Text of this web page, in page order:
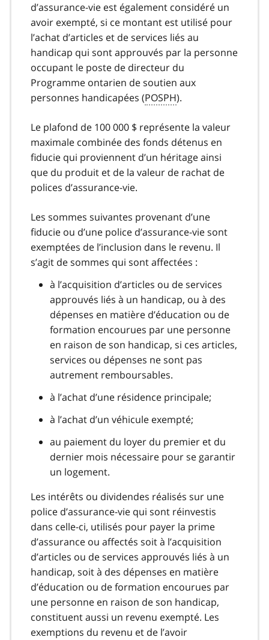
d’assurance-vie est également considéré un
avoir exempté, si ce montant est utilisé pour
l’achat d’articles et de services liés au
handicap qui sont approuvés par la personne
occupant le poste de directeur du
Programme ontarien de soutien aux
personnes handicapées (POSPH).
Le plafond de 100 000 $ représente la valeur
maximale combinée des fonds détenus en
fiducie qui proviennent d’un héritage ainsi
que du produit et de la valeur de rachat de
polices d’assurance-vie.
Les sommes suivantes provenant d’une
fiducie ou d’une police d’assurance-vie sont
exemptées de l’inclusion dans le revenu. Il
s’agit de sommes qui sont affectées :
à l’acquisition d’articles ou de services
approuvés liés à un handicap, ou à des
dépenses en matière d’éducation ou de
formation encourues par une personne
en raison de son handicap, si ces articles,
services ou dépenses ne sont pas
autrement remboursables.
à l’achat d’une résidence principale;
à l’achat d’un véhicule exempté;
au paiement du loyer du premier et du
dernier mois nécessaire pour se garantir
un logement.
Les intérêts ou dividendes réalisés sur une
police d’assurance-vie qui sont réinvestis
dans celle-ci, utilisés pour payer la prime
d’assurance ou affectés soit à l’acquisition
d’articles ou de services approuvés liés à un
handicap, soit à des dépenses en matière
d’éducation ou de formation encourues par
une personne en raison de son handicap,
constituent aussi un revenu exempté. Les
exemptions du revenu et de l’avoir